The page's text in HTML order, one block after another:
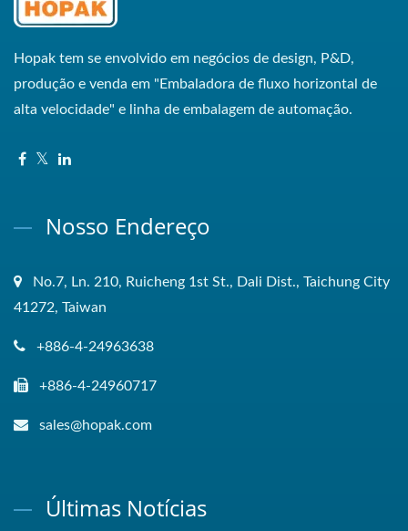
Hopak tem se envolvido em negócios de design, P&D,
produção e venda em "Embaladora de fluxo horizontal de
alta velocidade" e linha de embalagem de automação.
Nosso Endereço
No.7, Ln. 210, Ruicheng 1st St., Dali Dist., Taichung City
41272, Taiwan
+886-4-24963638
+886-4-24960717
sales@hopak.com
Últimas Notícias